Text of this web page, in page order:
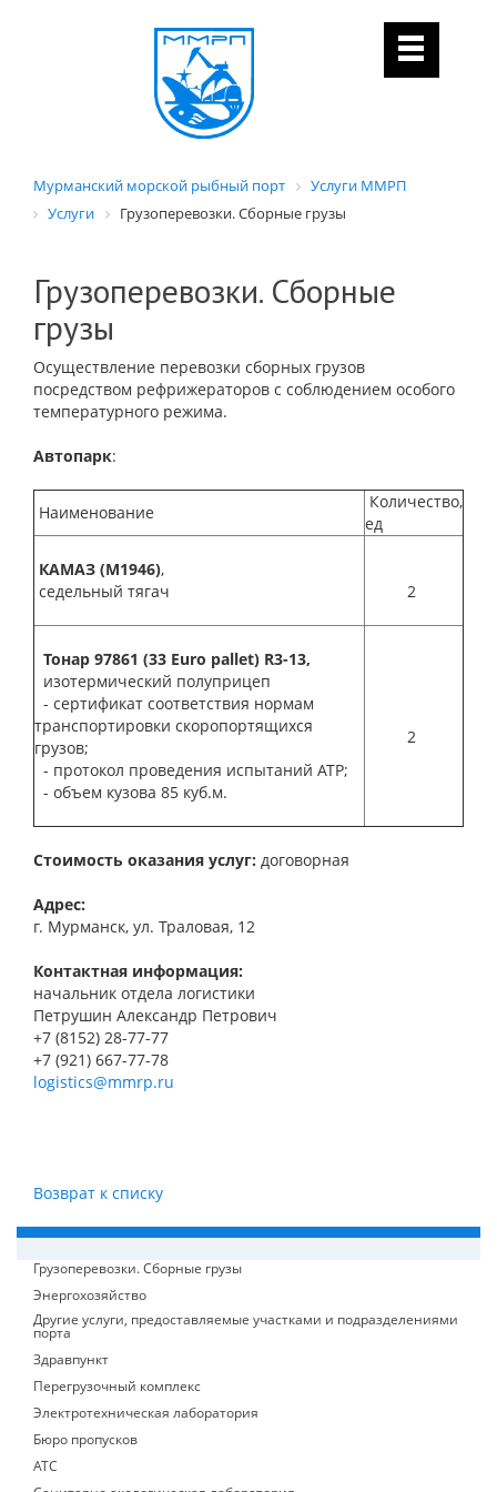
Мурманский морской рыбный порт
Услуги ММРП
Услуги
Грузоперевозки. Сборные грузы
Грузоперевозки. Сборные
грузы
Осуществление перевозки сборных грузов
посредством рефрижераторов с соблюдением особого
температурного режима.
Автопарк:
Наименование
Количество,
ед
КАМАЗ (М1946),
седельный тягач
2
Тонар 97861 (33 Euro pallet) R3-13,
изотермический полуприцеп
- сертификат соответствия нормам
транспортировки скоропортящихся
грузов;
- протокол проведения испытаний АТР;
- объем кузова 85 куб.м.
2
Стоимость оказания услуг: договорная
Адрес:
г. Мурманск, ул. Траловая, 12
Контактная информация:
начальник отдела логистики
Петрушин Александр Петрович
+7 (8152) 28-77-77
+7 (921) 667-77-78
logistics@mmrp.ru
Возврат к списку
Грузоперевозки. Сборные грузы
Энергохозяйство
Другие услуги, предоставляемые участками и подразделениями
порта
Здравпункт
Перегрузочный комплекс
Электротехническая лаборатория
Бюро пропусков
АТС